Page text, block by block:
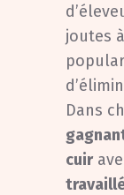
joutes
Dans
cuir